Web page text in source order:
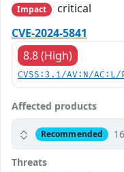
Impact
critical
CVE-2024-5841
8.8 (High)
CVSS:3.1/AV:N/
Affected products
Recommended
Threats